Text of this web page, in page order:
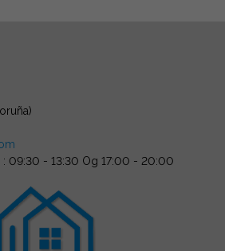
: 09:30 - 13:30 Og 17:00 - 20:00